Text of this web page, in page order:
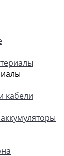
кабели